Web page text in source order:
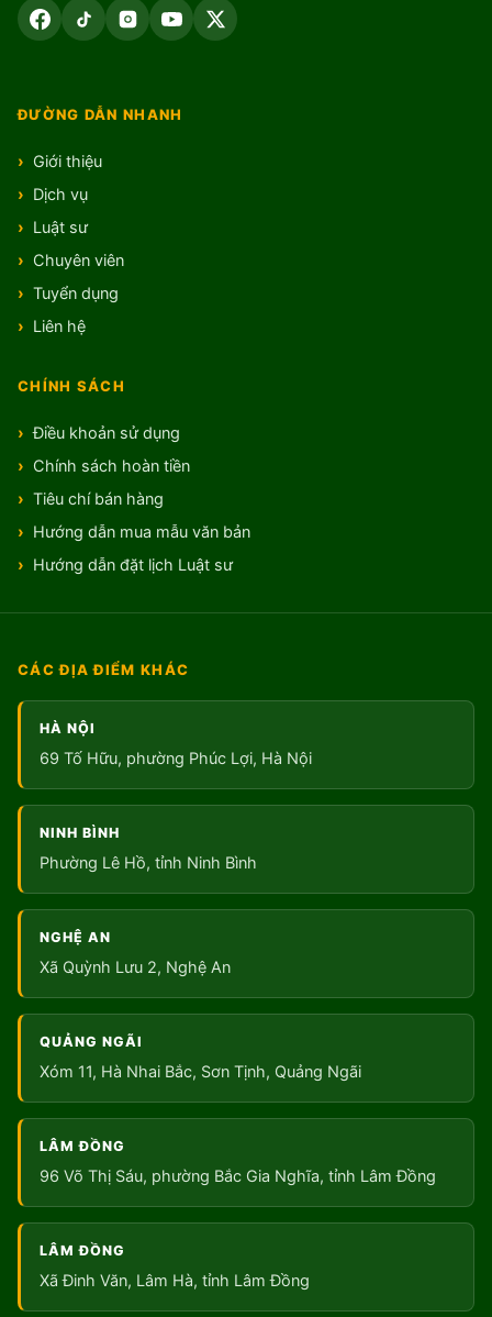
ĐƯỜNG DẪN NHANH
Giới thiệu
Dịch vụ
Luật sư
Chuyên viên
Tuyển dụng
Liên hệ
CHÍNH SÁCH
Điều khoản sử dụng
Chính sách hoàn tiền
Tiêu chí bán hàng
Hướng dẫn mua mẫu văn bản
Hướng dẫn đặt lịch Luật sư
CÁC ĐỊA ĐIỂM KHÁC
HÀ NỘI
69 Tố Hữu, phường Phúc Lợi, Hà Nội
NINH BÌNH
Phường Lê Hồ, tỉnh Ninh Bình
NGHỆ AN
Xã Quỳnh Lưu 2, Nghệ An
QUẢNG NGÃI
Xóm 11, Hà Nhai Bắc, Sơn Tịnh, Quảng Ngãi
LÂM ĐỒNG
96 Võ Thị Sáu, phường Bắc Gia Nghĩa, tỉnh Lâm Đồng
LÂM ĐỒNG
Xã Đinh Văn, Lâm Hà, tỉnh Lâm Đồng